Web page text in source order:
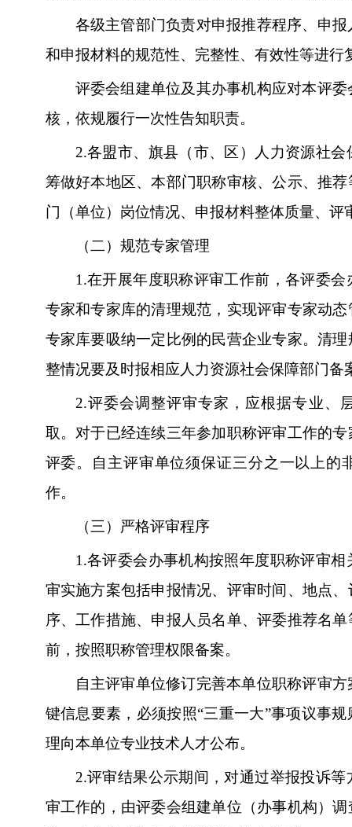
各级主管部门负责对申报推荐程序、申
和申报材料的规范性、完整性、有效性等进行
评委会组建单位及其办事机构应对本评
核，依规履行一次性告知职责。
2.各盟市、旗县（市、区）人力资源社
筹做好本地区、本部门职称审核、公示、推
门（单位）岗位情况、申报材料整体质量、评
（二）规范专家管理
1.在开展年度职称评审工作前，各评委
专家和专家库的清理规范，实现评审专家动
专家库要吸纳一定比例的民营企业专家。清
整情况要及时报相应人力资源社会保障部门备
2.评委会调整评审专家，应根据专业、
取。对于已经连续三年参加职称评审工作的
评委。自主评审单位须保证三分之一以上的
作。
（三）严格评审程序
1.各评委会办事机构按照年度职称评审
审实施方案包括申报情况、评审时间、地点
序、工作措施、申报人员名单、评委推荐名
前，按照职称管理权限备案。
自主评审单位修订完善本单位职称评审
键信息要素，必须按照“三重一大”事项议事
理向本单位专业技术人才公布。
2.评审结果公示期间，对通过举报投诉
审工作的，由评委会组建单位（办事机构）